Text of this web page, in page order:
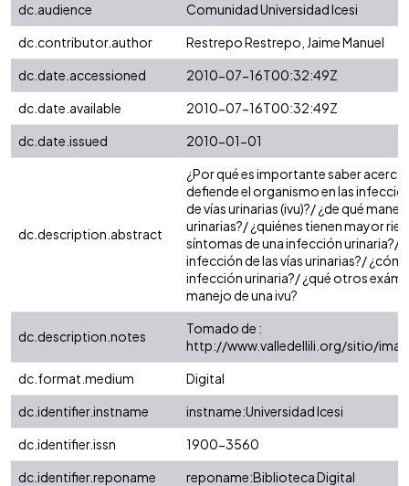
dc.audience
Comunidad Universidad Icesi
dc.contributor.author
Restrepo Restrepo, Jaime Manuel
dc.date.accessioned
2010-07-16T00:32:49Z
dc.date.available
2010-07-16T00:32:49Z
dc.date.issued
2010-01-01
dc.description.abstract
¿Por qué es importante saber acerca
defiende el organismo en las
de vías urinarias (ivu)?/ ¿de qué
urinarias?/ ¿quiénes tienen mayor
síntomas de una infección urinaria?/
infección de las vías urinarias?/
infección urinaria?/ ¿qué otros
manejo de una ivu?
dc.description.notes
Tomado de :
http://www.valledellili.org/sitio/
dc.format.medium
Digital
dc.identifier.instname
instname:Universidad Icesi
dc.identifier.issn
1900-3560
dc.identifier.reponame
reponame:Biblioteca Digital